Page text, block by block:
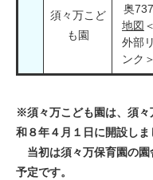
須々万こど
も園
奥737
地図 ＜
外部リ
ンク＞
※須々万こども園は、須々
和８年４月１日に開設しま
当初は須々万保育園の園
予定です。